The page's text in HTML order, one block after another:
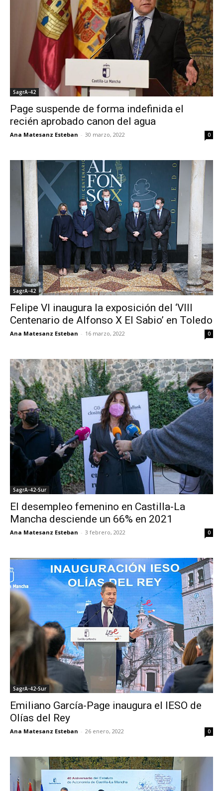
SagrA-42
Page suspende de forma indefinida el
recién aprobado canon del agua
Ana Matesanz Esteban - 30 marzo, 2022 0
SagrA-42
Felipe VI inaugura la exposición del ‘VIII
Centenario de Alfonso X El Sabio’ en Toledo
Ana Matesanz Esteban - 16 marzo, 2022 0
SagrA-42-Sur
El desempleo femenino en Castilla-La
Mancha desciende un 66% en 2021
Ana Matesanz Esteban - 3 febrero, 2022 0
SagrA-42-Sur
Emiliano García-Page inaugura el IESO de
Olías del Rey
Ana Matesanz Esteban - 26 enero, 2022 0